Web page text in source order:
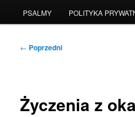
PSALMY POLITYKA
Nawigacja
← Poprzedni
Życzenia z